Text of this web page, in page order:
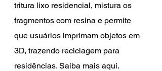
tritura lixo residencial, mistura os
fragmentos com resina e permite
que usuários imprimam objetos em
3D, trazendo reciclagem para
residências. Saiba mais aqui.